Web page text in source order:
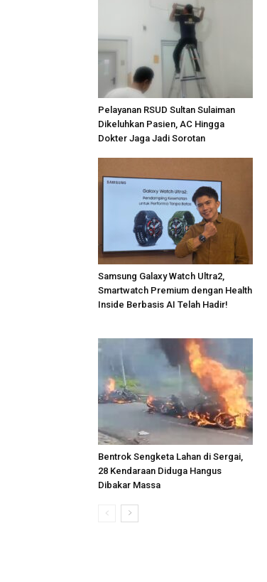
Pelayanan RSUD Sultan Sulaiman
Dikeluhkan Pasien, AC Hingga
Dokter Jaga Jadi Sorotan
Samsung Galaxy Watch Ultra2,
Smartwatch Premium dengan Health
Inside Berbasis AI Telah Hadir!
Bentrok Sengketa Lahan di Sergai,
28 Kendaraan Diduga Hangus
Dibakar Massa